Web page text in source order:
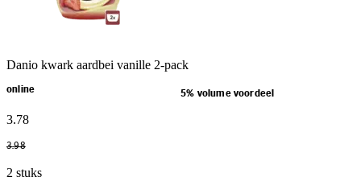
Danio kwark aardbei vanille 2-pack
online 5% volume voordeel
3.78
3.98
2 stuks